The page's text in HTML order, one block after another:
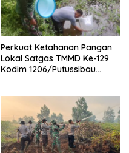
Perkuat Ketahanan Pangan
Lokal Satgas TMMD Ke-129
Kodim 1206/Putussibau